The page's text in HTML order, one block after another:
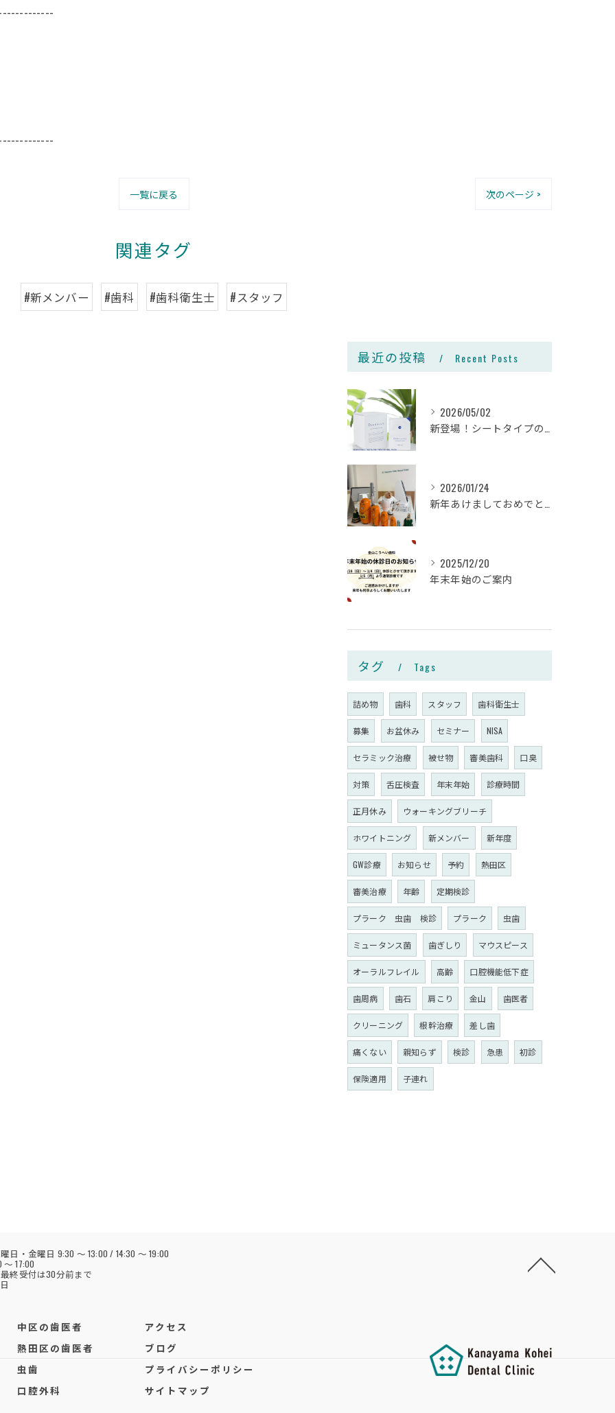
一覧に戻る 次のページ >
関連タグ
#新メンバー #歯科 #歯科衛生士 #スタッフ
最近の投稿 Recent Posts
2026/05/02
新登場！シートタイプのホームホワイトニング🦷✨
2026/01/24
新年あけましておめでとうございます🎍✨
2025/12/20
年末年始のご案内
タグ Tags
詰め物 歯科 スタッフ 歯科衛生士
募集 お盆休み セミナー NISA
セラミック治療 被せ物 審美歯科 口臭
対策 舌圧検査 年末年始 診療時間
正月休み ウォーキングブリーチ
ホワイトニング 新メンバー 新年度
GW診療 お知らせ 予約 熱田区
審美治療 年齢 定期検診
プラーク 虫歯 検診 プラーク 虫歯
ミュータンス菌 歯ぎしり マウスピース
オーラルフレイル 高齢 口腔機能低下症
歯周病 歯石 肩こり 金山 歯医者
クリーニング 根幹治療 差し歯
痛くない 親知らず 検診 急患 初診
保険適用 子連れ
日・金曜日 9:30 ～ 13:00 / 14:30 ～ 19:00
17:00
終受付は30分前まで
中区の歯医者
熱田区の歯医者
虫歯
口腔外科
アクセス
ブログ
プライバシーポリシー
サイトマップ